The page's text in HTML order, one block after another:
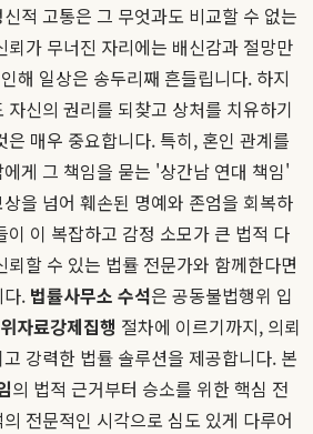
적 고통은 그 무엇과도 비교할 수 없는
뢰가 무너진 자리에는 배신감과 절망만
해 일상은 송두리째 흔들립니다. 하지
자신의 권리를 되찾고 상처를 치유하기
은 매우 중요합니다. 특히, 혼인 관계를
게 그 책임을 묻는 '상간남 연대 책임'
을 넘어 훼손된 명예와 존엄을 회복하
이 복잡하고 감정 소모가 큰 법적 다
할 수 있는 법률 전문가와 함께한다면
. 법률사무소 수석은 공동불법행위 입
자료강제집행 절차에 이르기까지, 의뢰
강력한 법률 솔루션을 제공합니다. 본
의 법적 근거부터 승소를 위한 핵심 전
전문적인 시각으로 심도 있게 다루어